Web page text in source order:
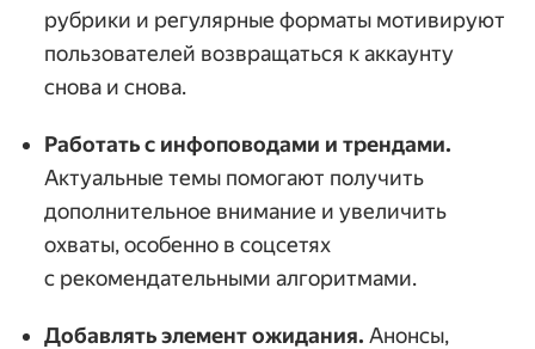
рубрики и регулярные форматы мотивируют
пользователей возвращаться к аккаунту
снова и снова.
Работать с инфоповодами и трендами.
Актуальные темы помогают получить
дополнительное внимание и увеличить
охваты, особенно в соцсетях
с рекомендательными алгоритмами.
Добавлять элемент ожидания. Анонсы,